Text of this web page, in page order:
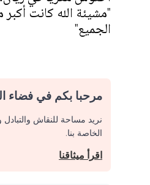
"مشيئة الله كانت أكبر
الجميع"
مرحبا بكم في فضاء
نريد مساحة للنقاش
الخاصة بنا.
اقرأ ميثاقنا